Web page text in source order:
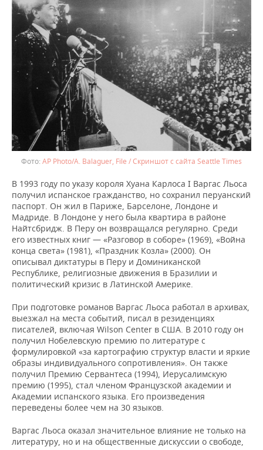
AP Photo/A. Balaguer, File / Скриншот с сайта Seattle Times
В 1993 году по указу короля Хуана Карлоса I Варгас Льоса
получил испанское гражданство, но сохранил перуанский
паспорт. Он жил в Париже, Барселоне, Лондоне и
Мадриде. В Лондоне у него была квартира в районе
Найтсбридж. В Перу он возвращался регулярно. Среди
его известных книг — «Разговор в соборе» (1969), «Война
конца света» (1981), «Праздник Козла» (2000). Он
описывал диктатуры в Перу и Доминиканской
Республике, религиозные движения в Бразилии и
политический кризис в Латинской Америке.
При подготовке романов Варгас Льоса работал в архивах,
выезжал на места событий, писал в резиденциях
писателей, включая Wilson Center в США. В 2010 году он
получил Нобелевскую премию по литературе с
формулировкой «за картографию структур власти и яркие
образы индивидуального сопротивления». Он также
получил Премию Сервантеса (1994), Иерусалимскую
премию (1995), стал членом Французской академии и
Академии испанского языка. Его произведения
переведены более чем на 30 языков.
Варгас Льоса оказал значительное влияние не только на
литературу, но и на общественные дискуссии о свободе,